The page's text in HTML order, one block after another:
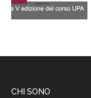
CHI SONO